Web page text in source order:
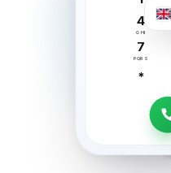
4
GHI
7
PQRS
*